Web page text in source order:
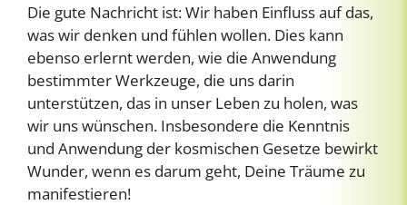
Die gute Nachricht ist: Wir haben Einfluss auf das,
was wir denken und fühlen wollen. Dies kann
ebenso erlernt werden, wie die Anwendung
bestimmter Werkzeuge, die uns darin
unterstützen, das in unser Leben zu holen, was
wir uns wünschen. Insbesondere die Kenntnis
und Anwendung der kosmischen Gesetze bewirkt
Wunder, wenn es darum geht, Deine Träume zu
manifestieren!